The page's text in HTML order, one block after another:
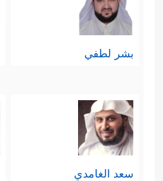
بشر لطفي
سعد الغامدي